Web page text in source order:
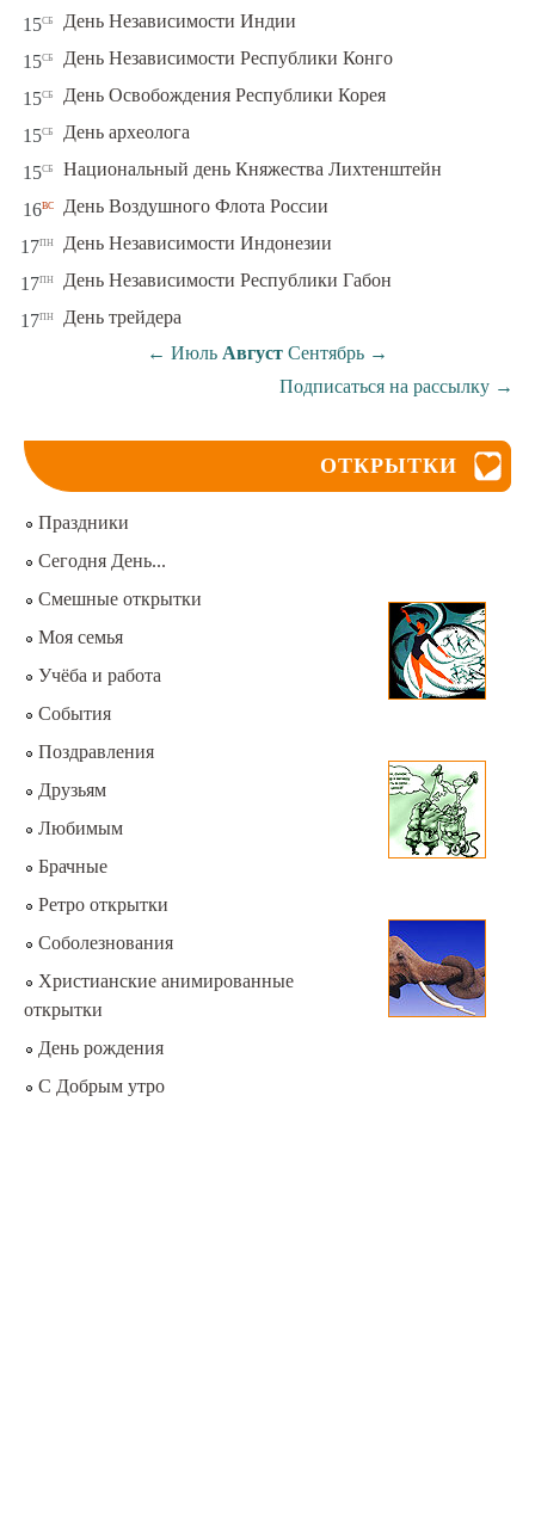
15сб День Независимости Индии
15сб День Независимости Республики Конго
15сб День Освобождения Республики Корея
15сб День археолога
15сб Национальный день Княжества Лихтенштейн
16вс День Воздушного Флота России
17пн День Независимости Индонезии
17пн День Независимости Республики Габон
17пн
День трейдера
← Июль Август Сентябрь →
Подписаться на рассылку →
ОТКРЫТКИ
Праздники
Сегодня День...
Смешные открытки
Моя семья
Учёба и работа
События
Поздравления
Друзьям
Любимым
Брачные
Ретро открытки
Соболезнования
Христианские анимированные
открытки
День рождения
С Добрым утро